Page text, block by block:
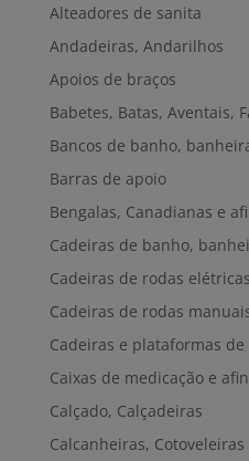
Alteadores de sanita
Andadeiras, Andarilhos
Apoios de braços
Babetes, Batas, Aventais,
Bancos de banho,
Barras de apoio
Bengalas, Canadianas e
Cadeiras de banho,
Cadeiras de rodas elétricas
Cadeiras de rodas
Cadeiras e plataformas de
Caixas de medicação e
Calçado, Calçadeiras
Calcanheiras, Cotoveleiras